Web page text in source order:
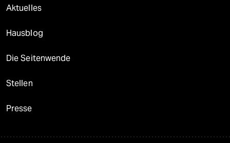
Aktuelles
Hausblog
Die Seitenwende
Stellen
Presse